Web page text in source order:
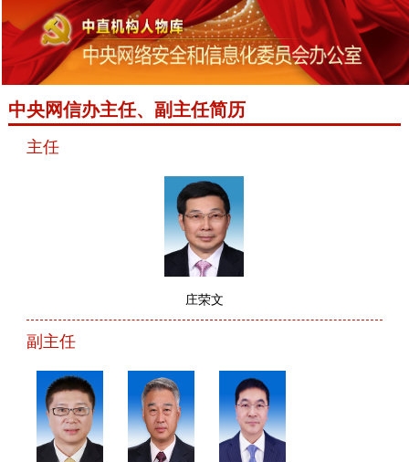
中央网信办主任、副主任简历
主任
庄荣文
副主任